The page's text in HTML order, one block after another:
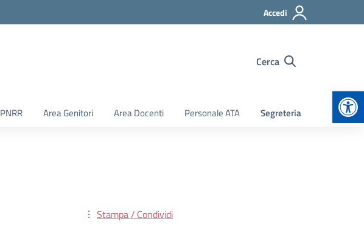
Accedi
Cerca
PNRR Area Genitori Area Docenti Personale ATA Segreteria
Stampa / Condividi